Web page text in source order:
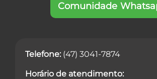
Comunidade
Telefone: (47) 3041-7874
Horário de atendimento: